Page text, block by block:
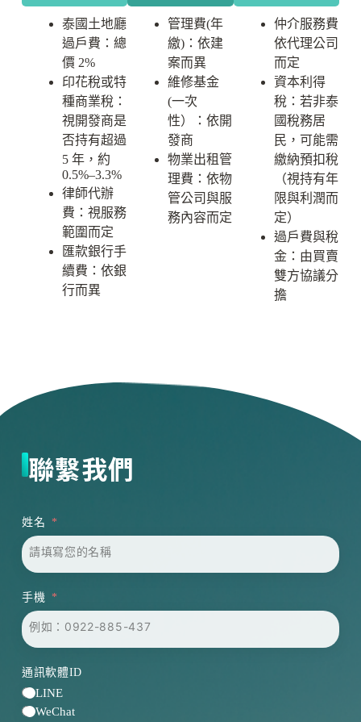
泰國土地廳
過戶費：總
價 2%
印花稅或特
種商業稅：
視開發商是
否持有超過
5 年，約
0.5%–3.3%
律師代辦
費：視服務
範圍而定
匯款銀行手
續費：依銀
行而異
管理費(年
繳)：依建
案而異
維修基金
(一次
性）：依開
發商
物業出租管
理費：依物
管公司與服
務內容而定
仲介服務費
依代理公司
而定
資本利得
稅：若非泰
國稅務居
民，可能需
繳納預扣稅
（視持有年
限與利潤而
定）
過戶費與稅
金：由買賣
雙方協議分
擔
聯繫我們
姓名
手機
通訊軟體ID
LINE
WeChat